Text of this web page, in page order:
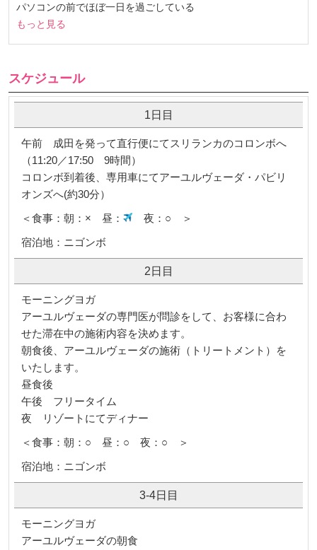
パソコンの前でほぼ一日を過ごしている
もっと見る
スケジュール
1日目
午前 成田を発って直行便にてスリランカのコロンボへ
（11:20／17:50 9時間）
コロンボ到着後、専用車にてアーユルヴェーダ・パビリ
オンズへ(約30分）
＜食事：朝：× 昼：
夜：○ ＞
宿泊地：ニゴンボ
2日目
モーニングヨガ
アーユルヴェーダの専門医が問診をして、お客様に合わ
せた滞在中の施術内容を決めます。
朝食後、アーユルヴェーダの施術（トリートメント）を
いたします。
昼食後
午後 フリータイム
夜 リゾートにてディナー
＜食事：朝：○ 昼：○ 夜：○ ＞
宿泊地：ニゴンボ
3-4日目
モーニングヨガ
アーユルヴェーダの朝食